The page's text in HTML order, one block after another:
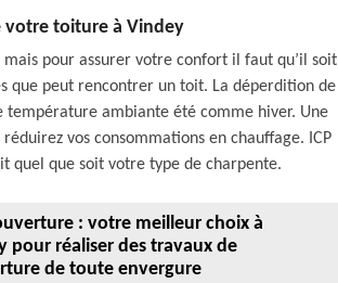
votre toiture à Vindey
pour assurer votre confort il faut qu’il soit
que peut rencontrer un toit. La déperdition de
température ambiante été comme hiver. Une
vos consommations en chauffage. ICP
quel que soit votre type de charpente.
: votre meilleur choix à
pour réaliser des travaux de
de toute envergure